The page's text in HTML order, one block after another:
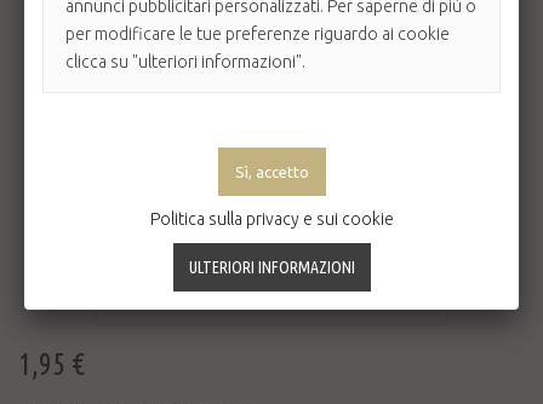
1,95 €
annunci pubblicitari personalizzati. Per saperne di più o
per modificare le tue preferenze riguardo ai cookie
clicca su "ulteriori informazioni".
Politica sulla privacy e sui cookie